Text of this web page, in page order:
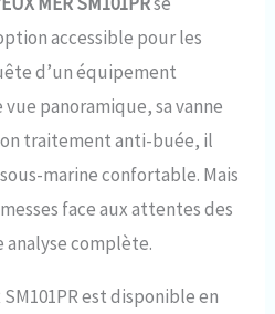
accessible pour les
d’un équipement
panoramique, sa vanne
traitement anti-buée, il
marine confortable. Mais
face aux attentes des
analyse complète.
SM101PR est disponible en